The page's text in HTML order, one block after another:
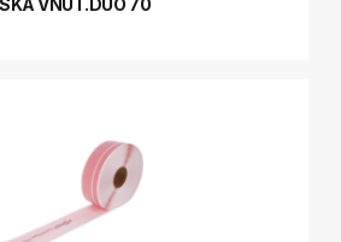
VNÚT.DUO 70